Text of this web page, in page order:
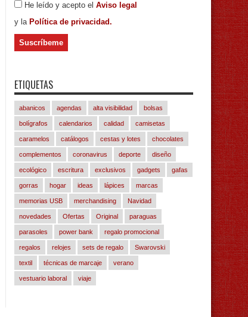
He leído y acepto el Aviso legal
y la Política de privacidad.
ETIQUETAS
abanicos agendas alta visibilidad bolsas
bolígrafos calendarios calidad camisetas
caramelos catálogos cestas y lotes chocolates
complementos coronavirus deporte diseño
ecológico escritura exclusivos gadgets gafas
gorras hogar ideas lápices marcas
memorias USB merchandising Navidad
novedades Ofertas Original paraguas
parasoles power bank regalo promocional
regalos relojes sets de regalo Swarovski
textil técnicas de marcaje verano
vestuario laboral viaje